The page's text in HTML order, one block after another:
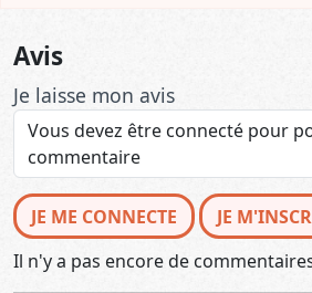
Avis
Je laisse mon avis
JE ME CONNECTE
JE
Il n'y a pas encore de